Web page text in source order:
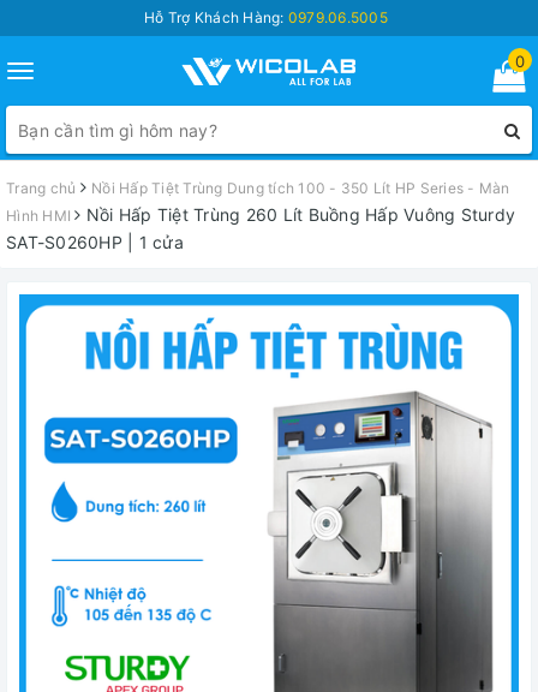
Hỗ Trợ Khách Hàng: 0979.06.5005
Toggle
navigation
0
Trang chủ
Nồi Hấp Tiệt Trùng Dung tích 100 - 350 Lít HP Series - Màn
Hình HMI
Nồi Hấp Tiệt Trùng 260 Lít Buồng Hấp Vuông Sturdy
SAT-S0260HP | 1 cửa